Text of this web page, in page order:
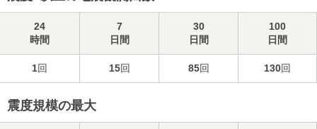
24
時間
7
日間
30
日間
100
日間
1回 15回 85回 130回
震度規模の最大